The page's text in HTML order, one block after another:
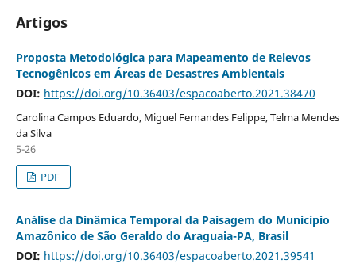
Artigos
Proposta Metodológica para Mapeamento de Relevos
Tecnogênicos em Áreas de Desastres Ambientais
DOI: https://doi.org/10.36403/espacoaberto.2021.38470
Carolina Campos Eduardo, Miguel Fernandes Felippe, Telma Mendes
da Silva
5-26
PDF
Análise da Dinâmica Temporal da Paisagem do Município
Amazônico de São Geraldo do Araguaia-PA, Brasil
DOI: https://doi.org/10.36403/espacoaberto.2021.39541